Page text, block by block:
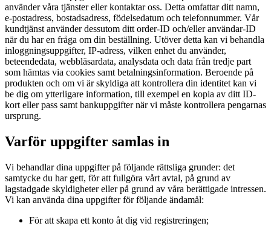
använder våra tjänster eller kontaktar oss. Detta omfattar ditt namn,
e-postadress, bostadsadress, födelsedatum och telefonnummer. Vår
kundtjänst använder dessutom ditt order-ID och/eller användar-ID
när du har en fråga om din beställning. Utöver detta kan vi behandla
inloggningsuppgifter, IP-adress, vilken enhet du använder,
beteendedata, webbläsardata, analysdata och data från tredje part
som hämtas via cookies samt betalningsinformation. Beroende på
produkten och om vi är skyldiga att kontrollera din identitet kan vi
be dig om ytterligare information, till exempel en kopia av ditt ID-
kort eller pass samt bankuppgifter när vi måste kontrollera pengarnas
ursprung.
Varför uppgifter samlas in
Vi behandlar dina uppgifter på följande rättsliga grunder: det
samtycke du har gett, för att fullgöra vårt avtal, på grund av
lagstadgade skyldigheter eller på grund av våra berättigade intressen.
Vi kan använda dina uppgifter för följande ändamål:
För att skapa ett konto åt dig vid registreringen;